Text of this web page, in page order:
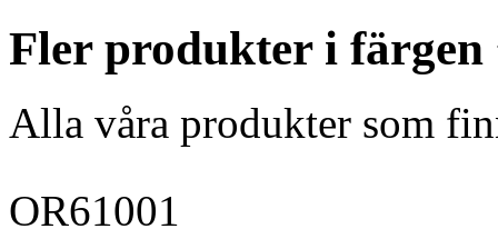
Fler produkter i färgen
Alla våra produkter som
OR61001